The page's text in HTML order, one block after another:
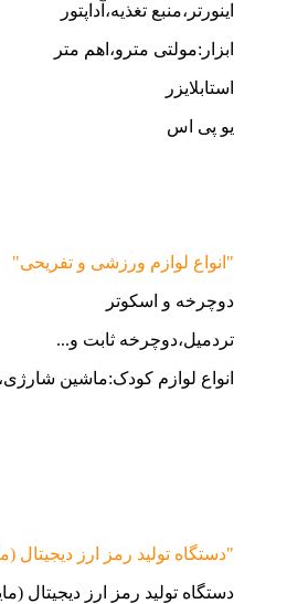
اینورتر،منبع تغذیه،آداپتور
ابزار:مولتی مترو،اهم متر
استابلایزر
یو پی اس
"انواع لوازم ورزشی و تفریحی"
دوچرخه و اسکوتر
تردمیل،دوچرخه ثابت و...
انواع لوازم کودک:ماشین
"دستگاه تولید رمز ارز دیجیتال
دستگاه تولید رمز ارز دیجیتال